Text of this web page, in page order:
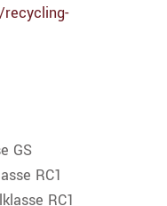
recycling-
GS
RC1
RC1